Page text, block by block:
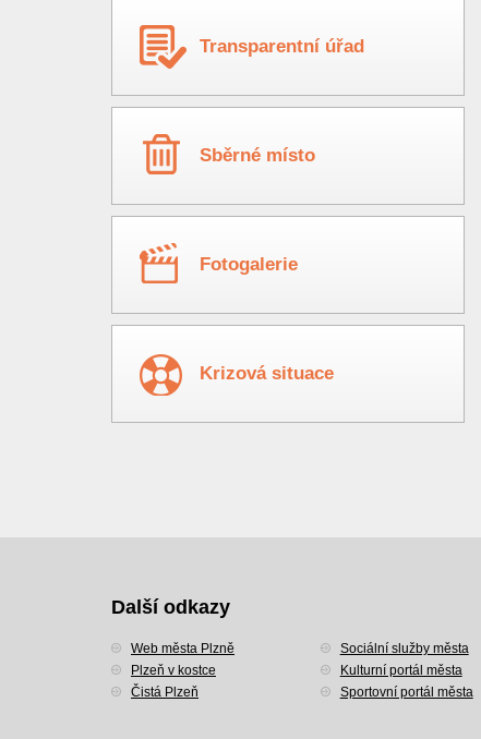
Transparentní úřad
Sběrné místo
Fotogalerie
Krizová situace
Další odkazy
Web města Plzně
Plzeň v kostce
Čistá Plzeň
Sociální služby města
Kulturní portál města
Sportovní portál města